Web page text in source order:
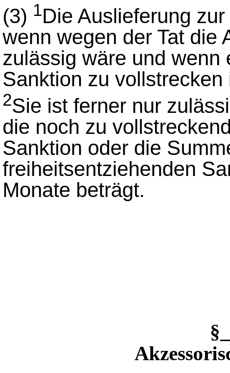
(3) 1Die Auslieferung
wenn wegen der Tat die
zulässig wäre und wenn
Sanktion zu vollstrecken
2Sie ist ferner nur
die noch zu
Sanktion oder die
freiheitsentziehenden
Monate beträgt.